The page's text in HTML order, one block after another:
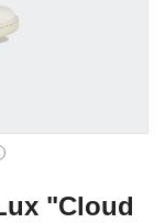
"Cloud